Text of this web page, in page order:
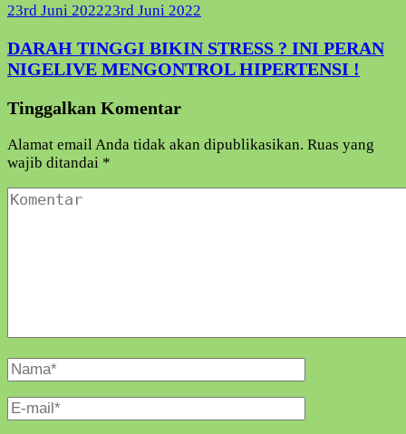
23rd Juni 202223rd Juni 2022
DARAH TINGGI BIKIN STRESS ? INI PERAN
NIGELIVE MENGONTROL HIPERTENSI !
Tinggalkan Komentar
Alamat email Anda tidak akan dipublikasikan. Ruas yang
wajib ditandai *
Komentar
Nama
Lengkap
E-
Mail